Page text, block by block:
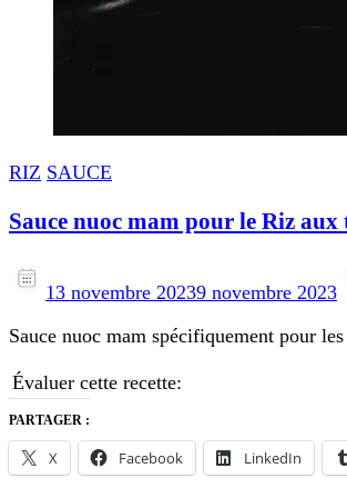
RIZ SAUCE
Sauce nuoc mam pour le Riz
13 novembre 20239 novembre 2023
Sauce nuoc mam spécifiquement pour
Évaluer cette recette:
PARTAGER :
X Facebook LinkedIn